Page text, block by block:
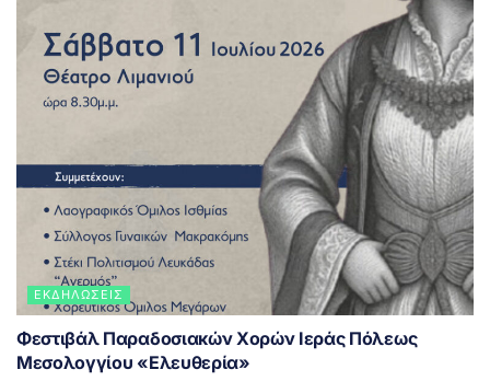
ΕΚΔΗΛΏΣΕΙΣ
Φεστιβάλ Παραδοσιακών Χορών Ιεράς Πόλεως
Μεσολογγίου «Ελευθερία»